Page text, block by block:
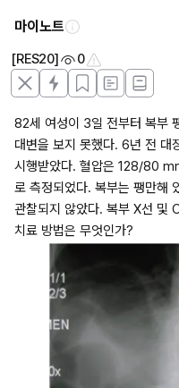
마이노트
[RES20] 0
82세 여성이 3일 전부터 복부
대변을 보지 못했다. 6년 전 대
시행받았다. 혈압은 128/80
로 측정되었다. 복부는 팽만해
관찰되지 않았다. 복부 X선 및
치료 방법은 무엇인가?